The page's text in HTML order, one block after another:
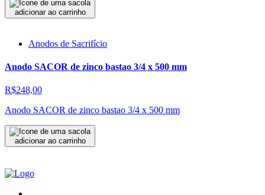
adicionar ao carrinho
Anodos de Sacrifício
Anodo SACOR de zinco bastao 3/4 x 500 mm
R$248,00
Anodo SACOR de zinco bastao 3/4 x 500 mm
adicionar ao carrinho